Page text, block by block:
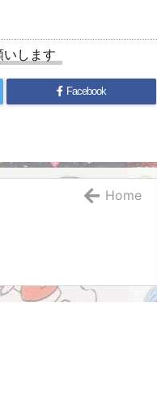
いします
Facebook
Home